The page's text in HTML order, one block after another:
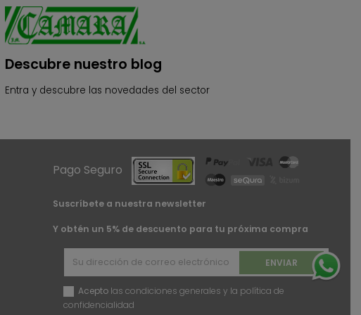
Descubre nuestro blog
Entra y descubre las novedades del sector
Pago Seguro
Suscríbete a nuestra newsletter
Y obtén un 5% de descuento para tu próxima compra
Acepto las condiciones generales y la política de
confidencialidad